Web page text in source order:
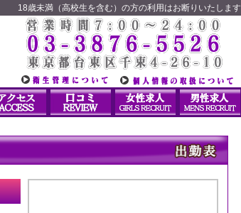
18歳未満（高校生を含む）の方の利用はお断りいたします